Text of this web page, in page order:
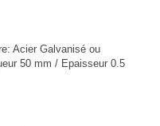
Acier Galvanisé ou
50 mm / Epaisseur 0.5